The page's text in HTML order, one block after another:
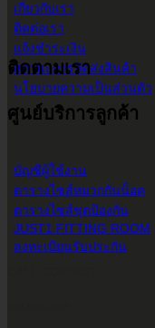
เกี่ยวกับเรา
ติดต่อเรา
แจ้งชำระเงิน
สถานะการจัดส่งสินค้า
นโยบายความเป็นส่วนตัว
ติดตามเรา
ศูนย์บริการลูกค้า
บัญชีผู้ใช้งาน
ตารางไซส์หมวกกันน็อค
ตารางไซส์ชุดป้องกัน
JUST1 FITTING ROOM
ลงทะเบียนรับประกัน